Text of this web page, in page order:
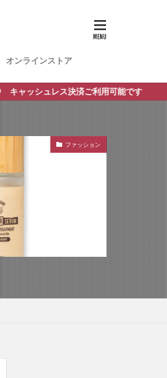
オンラインストア
利用可能です
ファッション